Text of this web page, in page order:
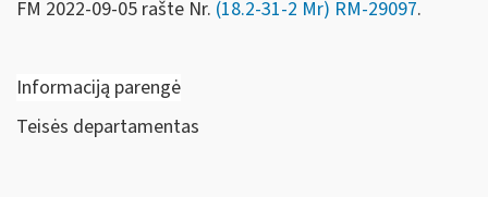
FM 2022-09-05 rašte Nr. (18.2-31-2 Mr) RM-29097.
Informaciją parengė
Teisės departamentas